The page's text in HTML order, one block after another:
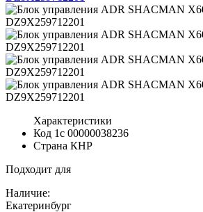
Характеристики
Код 1с 00000038236
Страна КНР
Подходит для
Наличие:
Екатеринбург